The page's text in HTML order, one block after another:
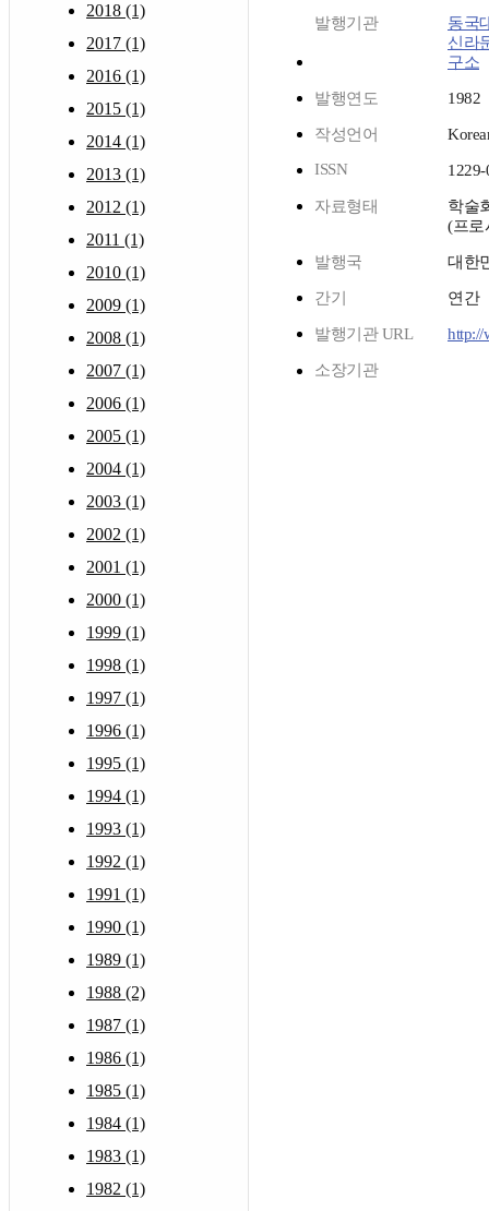
2018 (1)
2017 (1)
2016 (1)
2015 (1)
2014 (1)
2013 (1)
2012 (1)
2011 (1)
2010 (1)
2009 (1)
2008 (1)
2007 (1)
2006 (1)
2005 (1)
2004 (1)
2003 (1)
2002 (1)
2001 (1)
2000 (1)
1999 (1)
1998 (1)
1997 (1)
1996 (1)
1995 (1)
1994 (1)
1993 (1)
1992 (1)
1991 (1)
1990 (1)
1989 (1)
1988 (2)
1987 (1)
1986 (1)
1985 (1)
1984 (1)
1983 (1)
1982 (1)
발행기관
동국
신라
구소
발행연도 1982
작성언어
ISSN
1229-
자료형태
학술
(프로
발행국 대한
간기 연간
발행기관 URL http://
소장기관